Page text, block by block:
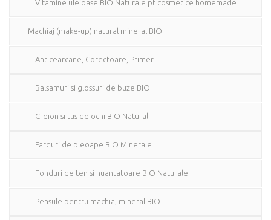
Vitamine uleioase BIO Naturale pt cosmetice homemade
Machiaj (make-up) natural mineral BIO
Anticearcane, Corectoare, Primer
Balsamuri si glossuri de buze BIO
Creion si tus de ochi BIO Natural
Farduri de pleoape BIO Minerale
Fonduri de ten si nuantatoare BIO Naturale
Pensule pentru machiaj mineral BIO